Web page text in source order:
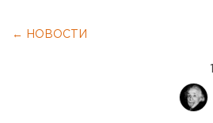
← НОВОСТИ